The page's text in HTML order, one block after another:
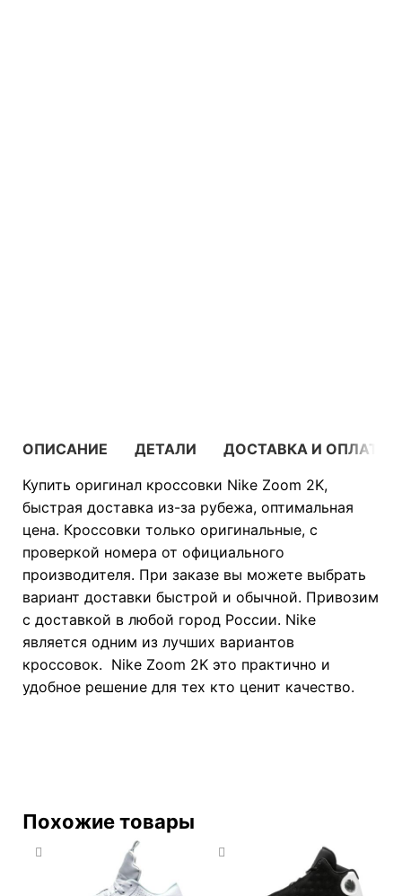
ОПИСАНИЕ ДЕТАЛИ
ДОСТАВКА И ОПЛАТА
Купить оригинал кроссовки Nike Zoom 2K,
быстрая доставка из-за рубежа, оптимальная
цена. Кроссовки только оригинальные, с
проверкой номера от официального
производителя. При заказе вы можете выбрать
вариант доставки быстрой и обычной. Привозим
с доставкой в любой город России. Nike
является одним из лучших вариантов
кроссовок. Nike Zoom 2K это практично и
удобное решение для тех кто ценит качество.
Похожие товары